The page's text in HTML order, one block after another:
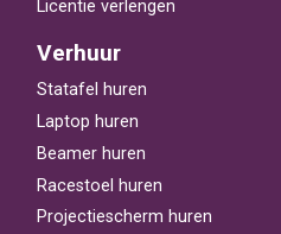
Licentie verlengen
Verhuur
Statafel huren
Laptop huren
Beamer huren
Racestoel huren
Projectiescherm huren